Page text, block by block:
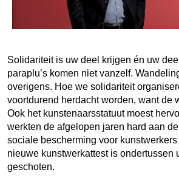
Solidariteit is uw deel krijgen én uw
paraplu’s komen niet vanzelf.
overigens. Hoe we solidariteit
voortdurend herdacht worden, want de
Ook het kunstenaarsstatuut moest
werkten de afgelopen jaren hard aan
sociale bescherming voor
nieuwe kunstwerkattest is ondertussen
geschoten.